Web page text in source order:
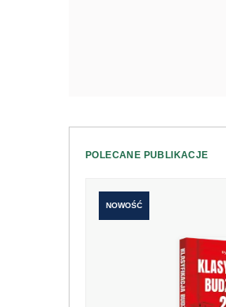
POLECANE PUBLIKACJE
NOWOŚĆ